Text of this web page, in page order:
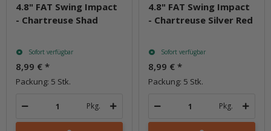
4.8" FAT Swing Impact
- Chartreuse Shad
Sofort verfügbar
8,99 € *
Packung: 5 Stk.
Pkg.
4.8" FAT Swing Impact
- Chartreuse Silver Red
Sofort verfügbar
8,99 € *
Packung: 5 Stk.
Pkg.